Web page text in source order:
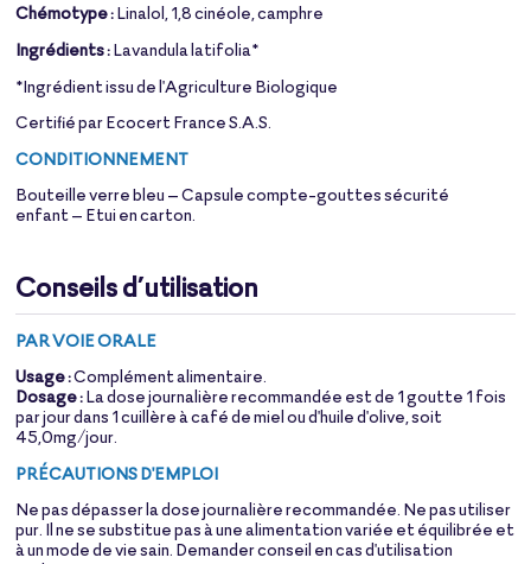
Chémotype :Linalol, 1,8 cinéole, camphre
Ingrédients :Lavandula latifolia*
*Ingrédient issu de l'Agriculture Biologique
Certifié par Ecocert France S.A.S.
CONDITIONNEMENT
Bouteille verre bleu – Capsule compte-gouttes sécurité
enfant – Etui en carton.
Conseils d’utilisation
PAR VOIE ORALE
Usage :Complément alimentaire.
Dosage :La dose journalière recommandée est de 1 goutte 1 fois
par jour dans 1 cuillère à café de miel ou d'huile d'olive, soit
45,0mg/jour.
PRÉCAUTIONS D'EMPLOI
Ne pas dépasser la dose journalière recommandée. Ne pas utiliser
pur. Il ne se substitue pas à une alimentation variée et équilibrée et
à un mode de vie sain. Demander conseil en cas d'utilisation